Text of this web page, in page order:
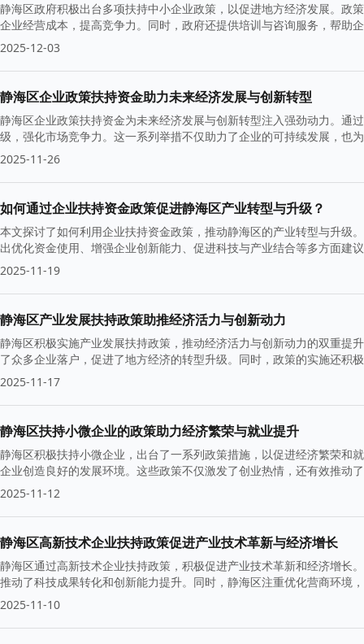
静海区政府积极出台多项扶持中小企业政策，以促进地方经济发展。政
企业经营成本，提高竞争力。同时，政府还提供培训与咨询服务，帮助
注入活力。
2025-12-03
静海区企业政策扶持资金助力未来经济发展与创新转型
静海区企业政策扶持资金为未来经济发展与创新转型注入强劲动力。通
级，强化市场竞争力。这一系列举措不仅助力了企业的可持续发展，也
和社会福祉。
2025-11-26
如何通过企业扶持资金政策促进静海区产业转型与升级？
本文探讨了如何利用企业扶持资金政策，推动静海区的产业转型与升级
出优化资金使用、增强企业创新能力、促进科技与产业结合等多方面建
2025-11-19
静海区产业发展扶持政策助推经济活力与创新动力
静海区积极实施产业发展扶持政策，推动经济活力与创新动力的双重提
了众多企业落户，促进了地方经济的转型升级。同时，政策的实施还积
展奠定了良好基础。
2025-11-17
静海区扶持小微企业的政策助力经济繁荣与就业提升
静海区积极扶持小微企业，出台了一系列政策措施，以促进经济繁荣和
企业创造良好的发展环境。这些政策不仅激发了创业热情，还有效推动
2025-11-12
静海区高新技术企业扶持政策促进产业技术革新与经济增长
静海区通过高新技术企业扶持政策，积极促进产业技术革新和经济增长
推动了科技成果转化和创新能力提升。同时，静海区注重优化营商环境
2025-11-10